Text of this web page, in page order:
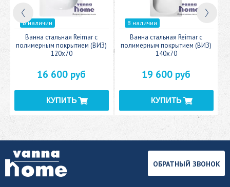
В наличии
Ванна стальная Reimar с
полимерным покрытием (ВИЗ)
120x70
16 600 руб
В наличии
Ванна стальная Reimar с
полимерным покрытием (ВИЗ)
140x70
19 600 руб
ОБРАТНЫЙ ЗВОНОК